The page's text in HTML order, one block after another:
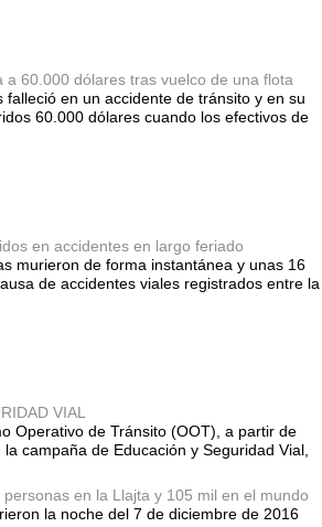
a 60.000 dólares tras vuelco de una flota
falleció en un accidente de tránsito y en su
60.000 dólares cuando los efectivos de
en accidentes en largo feriado
murieron de forma instantánea y unas 16
de accidentes viales registrados entre la
VIAL
Operativo de Tránsito (OOT), a partir de
campaña de Educación y Seguridad Vial,
en la Llajta y 105 mil en el mundo
la noche del 7 de diciembre de 2016